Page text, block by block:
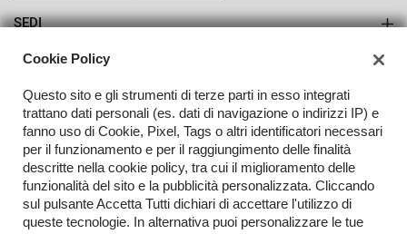
SEDI
Azienda
Contatti
TORNA IN CIMA
Cookie Policy
Questo sito e gli strumenti di terze parti in esso integrati
trattano dati personali (es. dati di navigazione o indirizzi IP) e
fanno uso di Cookie, Pixel, Tags o altri identificatori necessari
per il funzionamento e per il raggiungimento delle finalità
descritte nella cookie policy, tra cui il miglioramento delle
funzionalità del sito e la pubblicità personalizzata. Cliccando
sul pulsante Accetta Tutti dichiari di accettare l'utilizzo di
queste tecnologie. In alternativa puoi personalizzare le tue